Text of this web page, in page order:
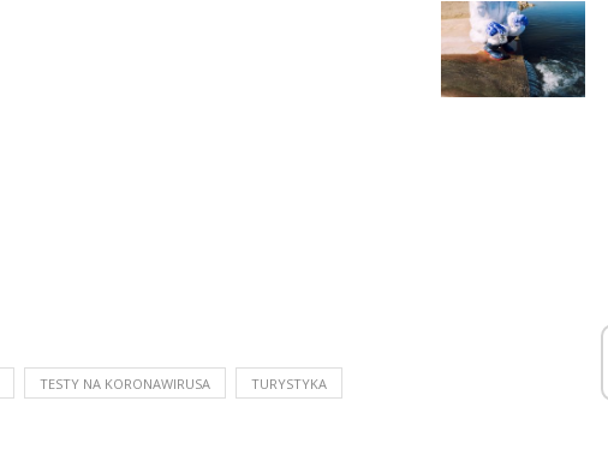
TESTY NA KORONAWIRUSA TURYSTYKA